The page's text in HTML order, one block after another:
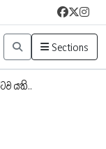
Sections
යති..